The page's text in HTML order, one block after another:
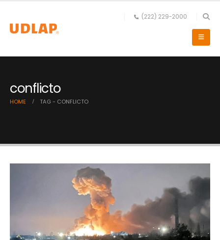
(222) 229-2000
conflicto
HOME TAG - CONFLICTO